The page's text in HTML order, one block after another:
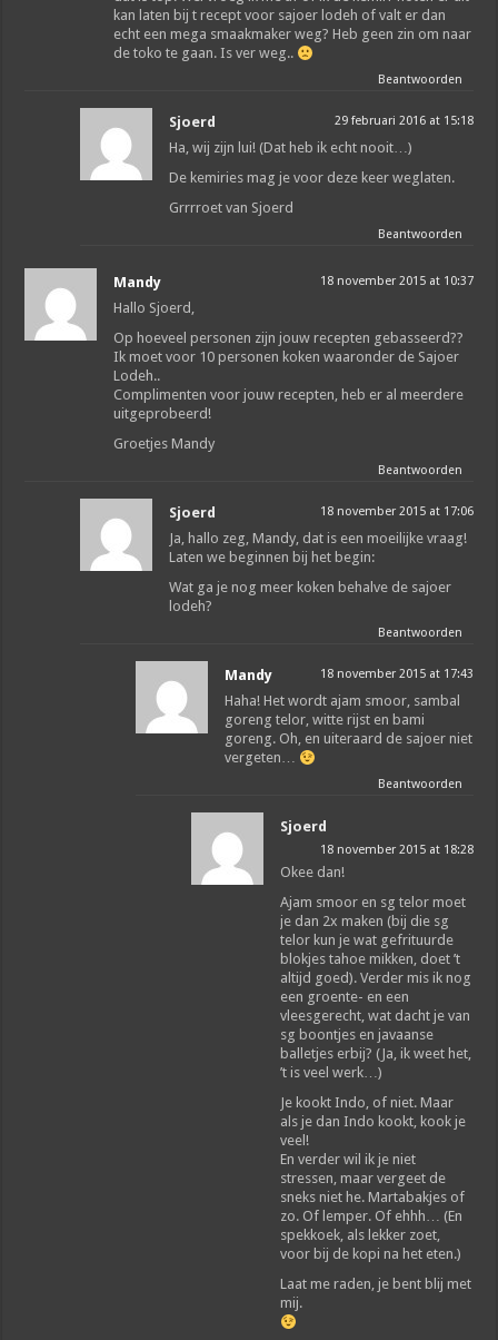
kan laten bij t recept voor sajoer lodeh of valt er dan
echt een mega smaakmaker weg? Heb geen zin om naar
de toko te gaan. Is ver weg..
Beantwoorden
Sjoerd 29 februari 2016 at 15:18
Ha, wij zijn lui! (Dat heb ik echt nooit…)
De kemiries mag je voor deze keer weglaten.
Grrrroet van Sjoerd
Beantwoorden
Mandy 18 november 2015 at 10:37
Hallo Sjoerd,
Op hoeveel personen zijn jouw recepten gebasseerd??
Ik moet voor 10 personen koken waaronder de Sajoer
Lodeh..
Complimenten voor jouw recepten, heb er al meerdere
uitgeprobeerd!
Groetjes Mandy
Beantwoorden
Sjoerd 18 november 2015 at 17:06
Ja, hallo zeg, Mandy, dat is een moeilijke vraag!
Laten we beginnen bij het begin:
Wat ga je nog meer koken behalve de sajoer
lodeh?
Beantwoorden
Mandy 18 november 2015 at 17:43
Haha! Het wordt ajam smoor, sambal
goreng telor, witte rijst en bami
goreng. Oh, en uiteraard de sajoer niet
vergeten…
Beantwoorden
Sjoerd
18 november 2015 at 18:28
Okee dan!
Ajam smoor en sg telor moet
je dan 2x maken (bij die sg
telor kun je wat gefrituurde
blokjes tahoe mikken, doet ’t
altijd goed). Verder mis ik nog
een groente- en een
vleesgerecht, wat dacht je van
sg boontjes en javaanse
balletjes erbij? (Ja, ik weet het,
’t is veel werk…)
Je kookt Indo, of niet. Maar
als je dan Indo kookt, kook je
veel!
En verder wil ik je niet
stressen, maar vergeet de
sneks niet he. Martabakjes of
zo. Of lemper. Of ehhh… (En
spekkoek, als lekker zoet,
voor bij de kopi na het eten.)
Laat me raden, je bent blij met
mij.